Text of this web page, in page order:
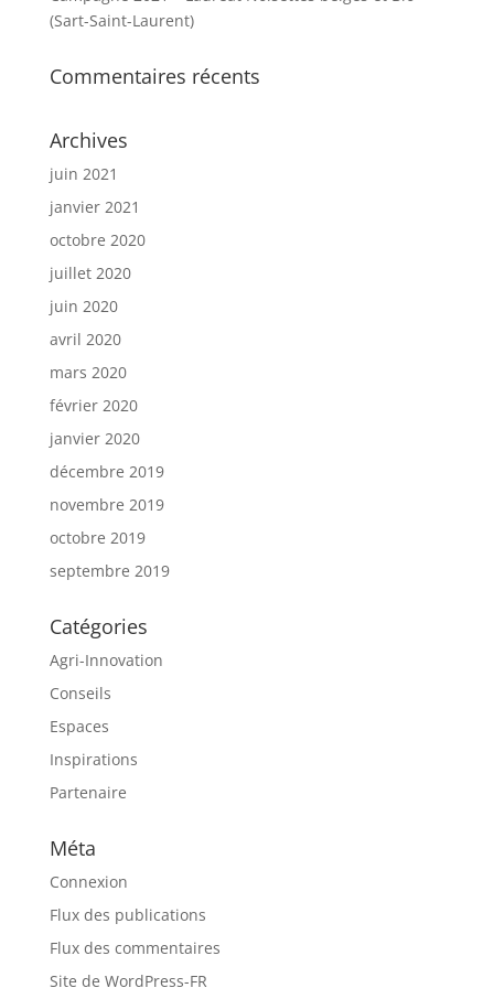
(Sart-Saint-Laurent)
Commentaires récents
Archives
juin 2021
janvier 2021
octobre 2020
juillet 2020
juin 2020
avril 2020
mars 2020
février 2020
janvier 2020
décembre 2019
novembre 2019
octobre 2019
septembre 2019
Catégories
Agri-Innovation
Conseils
Espaces
Inspirations
Partenaire
Méta
Connexion
Flux des publications
Flux des commentaires
Site de WordPress-FR